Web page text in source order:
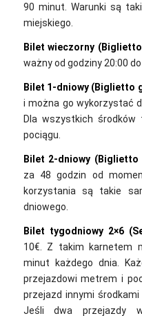
90 minut. Warunki są
miejskiego.
Bilet wieczorny
ważny od godziny 20:00
Bilet 1-dniowy (Biglietto
i można go wykorzystać
Dla wszystkich
pociągu.
Bilet 2-dniowy (Biglietto
za 48 godzin od
korzystania są takie
dniowego.
Bilet tygodniowy 2×6
10€. Z takim karnetem
minut każdego dnia.
przejazdowi metrem i
przejazd innymi
Jeśli dwa przejazdy